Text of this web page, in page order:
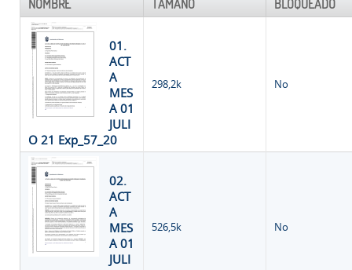
NOMBRE TAMAÑO BLOQUEADO
01.
ACT
A
MES
A 01
JULI
O 21 Exp_57_20
298,2k No
02.
ACT
A
MES
A 01
JULI
526,5k No